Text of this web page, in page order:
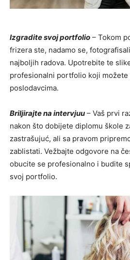
Izgradite svoj portfolio – Tokom
frizera ste, nadamo se,
najboljih radova. Upotrebite te
profesionalni portfolio koji
poslodavcima.
Briljirajte na intervjuu – Vaš prvi
nakon što dobijete diplomu škole
zastrašujuć, ali sa pravom
zablistati. Vežbajte odgovore na
obucite se profesionalno i budite
svoj portfolio.